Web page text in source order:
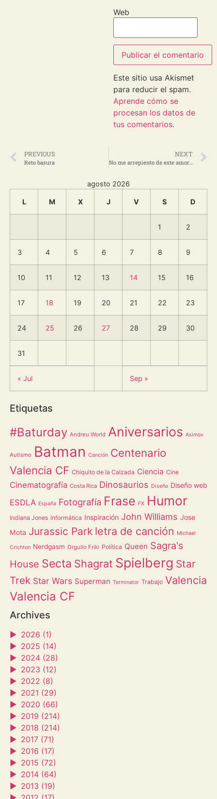
Web
Este sitio usa Akismet
para reducir el spam.
Aprende cómo se
procesan los datos de
tus comentarios.
PREVIOUS
Reto basura
NEXT
No me arrepiento de este amor llamado Valencia CF
agosto 2026
L M X J V S D
1 2
3 4 5 6 7 8 9
10 11 12 13 14 15 16
17 18 19 20 21 22 23
24 25 26 27 28 29 30
31
« Jul Sep »
Etiquetas
#Baturday Andreu World Aniversarios Asimov
Autismo Batman Canción Centenario
Valencia CF Chiquito de la Calzada Ciencia Cine
Cinematografía Costa Rica Dinosaurios Diseño Diseño web
ESDLA España Fotografía Frase FX Humor
Indiana Jones informática Inspiración John Williams Jose
Mota Jurassic Park letra de canción Michael
Crichton Nerdgasm Orgullo Friki Política Queen Sagra's
House Secta Shagrat Spielberg Star
Trek Star Wars Superman Terminator Trabajo Valencia
Valencia CF
Archives
► 2026 (1)
► 2025 (14)
► 2024 (28)
► 2023 (12)
► 2022 (8)
► 2021 (29)
► 2020 (66)
► 2019 (214)
► 2018 (214)
► 2017 (71)
► 2016 (17)
► 2015 (72)
► 2014 (64)
► 2013 (19)